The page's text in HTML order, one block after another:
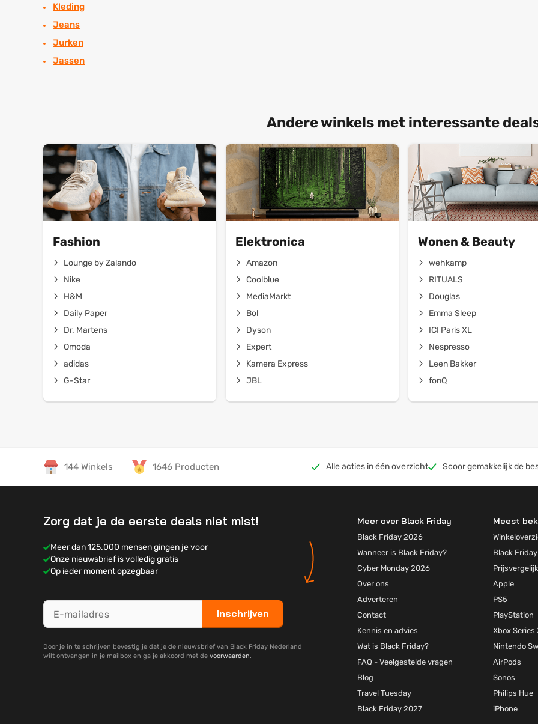
Kleding
Jeans
Jurken
Jassen
Andere winkels met interessante
Fashion
Lounge by Zalando
Nike
H&M
Daily Paper
Dr. Martens
Omoda
adidas
G-Star
Elektronica
Amazon
Coolblue
MediaMarkt
Bol
Dyson
Expert
Kamera Express
JBL
Wonen & Beauty
wehkamp
RITUALS
Douglas
Emma Sleep
ICI Paris XL
Nespresso
Leen Bakker
fonQ
144 Winkels 1646 Producten Alle acties in één overzicht Scoor gemakkelijk de
Zorg dat je de eerste deals niet mist!
Meer dan 125.000 mensen gingen je voor
Onze nieuwsbrief is volledig gratis
Op ieder moment opzegbaar
Inschrijven
Door je in te schrijven bevestig je dat je de nieuwsbrief van Black Friday Nederland
wilt ontvangen in je mailbox en ga je akkoord met de voorwaarden.
Meer over Black Friday
Black Friday 2026
Wanneer is Black Friday?
Cyber Monday 2026
Over ons
Adverteren
Contact
Kennis en advies
Wat is Black Friday?
FAQ - Veelgestelde vragen
Blog
Travel Tuesday
Black Friday 2027
Meest
Black
Apple
PS5
PlayStation
Xbox Series
Nintendo
AirPods
Sonos
Philips Hue
iPhone